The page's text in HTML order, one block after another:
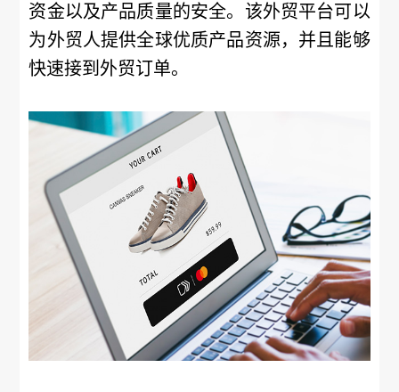
资金以及产品质量的安全。该外贸平台可以
为外贸人提供全球优质产品资源，并且能够
快速接到外贸订单。